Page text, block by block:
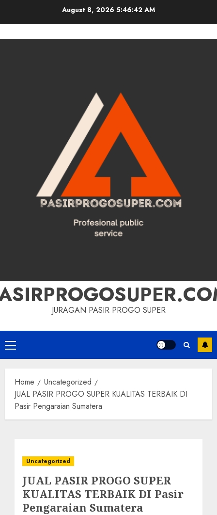
August 8, 2026 5:46:42 AM
JURAGAN PASIR PROGO SUPER
Primary
Menu
Home
Uncategorized
JUAL PASIR PROGO SUPER KUALITAS TERBAIK DI
Pasir Pengaraian Sumatera
Uncategorized
JUAL PASIR PROGO SUPER
KUALITAS TERBAIK DI Pasir
Pengaraian Sumatera